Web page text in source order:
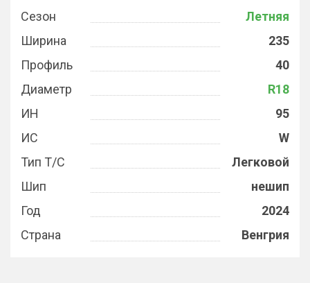
Сезон
Летняя
Ширина
235
Профиль
40
Диаметр
R18
ИН
95
ИС
W
Тип Т/С
Легковой
Шип
нешип
Год
2024
Страна
Венгрия